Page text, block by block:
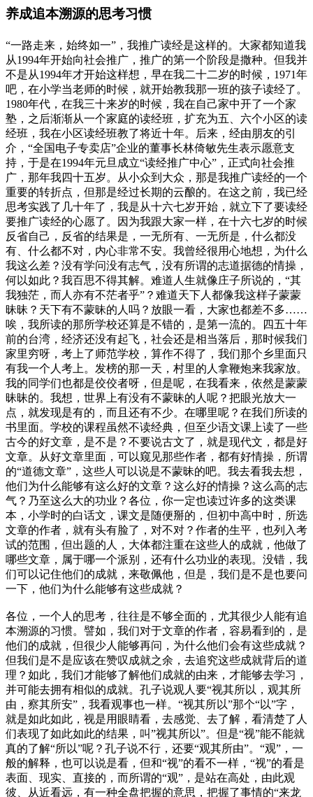
养成追本溯源的思考习惯
“一路走来，始终如一”，我推广读经是这样的。大家都知道我
从1994年开始向社会推广，推广的第一个阶段是撒种。但我并
不是从1994年才开始这样想，早在我二十二岁的时候，1971年
吧，在小学当老师的时候，就开始教我那一班的孩子读经了。
1980年代，在我三十来岁的时候，我在自己家中开了一个家
塾，之后渐渐从一个家庭的读经班，扩充为五、六个小区的读
经班，我在小区读经班教了将近十年。后来，经由朋友的引
介，“全国电子专卖店”企业的董事长林倚敏先生表示愿意支
持，于是在1994年元旦成立“读经推广中心”，正式向社会推
广，那年我四十五岁。从小众到大众，那是我推广读经的一个
重要的转折点，但那是经过长期的云酿的。在这之前，我已经
思考实践了几十年了，我是从十六七岁开始，就立下了要读经
要推广读经的心愿了。因为我跟大家一样，在十六七岁的时候
反省自己，反省的结果是，一无所有、一无所是，什么都没
有、什么都不对，内心非常不安。我曾经很用心地想，为什么
我这么差？没有学问没有志气，没有所谓的志道据德的情操，
何以如此？我百思不得其解。难道人生就像庄子所说的，“其
我独茫，而人亦有不茫者乎”？难道天下人都像我这样子蒙蒙
昧昧？天下有不蒙昧的人吗？放眼一看，大家也都差不多……
唉，我所读的那所学校还算是不错的，是第一流的。四五十年
前的台湾，经济还没有起飞，社会还是相当落后，那时候我们
家里穷呀，考上了师范学校，算作不得了，我们那个乡里面只
有我一个人考上。发榜的那一天，村里的人拿鞭炮来我家放。
我的同学们也都是佼佼者呀，但是呢，在我看来，依然是蒙蒙
昧昧的。我想，世界上有没有不蒙昧的人呢？把眼光放大一
点，就发现是有的，而且还有不少。在哪里呢？在我们所读的
书里面。学校的课程虽然不读经典，但至少语文课上读了一些
古今的好文章，是不是？不要说古文了，就是现代文，都是好
文章。从好文章里面，可以窥见那些作者，都有好情操，所谓
的“道德文章”，这些人可以说是不蒙昧的吧。我去看我去想，
他们为什么能够有这么好的文章？这么好的情操？这么高的志
气？乃至这么大的功业？各位，你一定也读过许多的这类课
本，小学时的白话文，课文是随便掰的，但初中高中时，所选
文章的作者，就有头有脸了，对不对？作者的生平，也列入考
试的范围，但出题的人，大体都注重在这些人的成就，他做了
哪些文章，属于哪一个派别，还有什么功业的表现。没错，我
们可以记住他们的成就，来敬佩他，但是，我们是不是也要问
一下，他们为什么能够有这些成就？
各位，一个人的思考，往往是不够全面的，尤其很少人能有追
本溯源的习惯。譬如，我们对于文章的作者，容易看到的，是
他们的成就，但很少人能够再问，为什么他们会有这些成就？
但我们是不是应该在赞叹成就之余，去追究这些成就背后的道
理？如此，我们才能够了解他们成就的由来，才能够去学习，
并可能去拥有相似的成就。孔子说观人要“视其所以，观其所
由，察其所安”，我看观事也一样。“视其所以”那个“以”字，
就是如此如此，视是用眼睛看，去感觉、去了解，看清楚了人
们表现了如此如此的结果，叫”视其所以”。但是“视”能不能就
真的了解“所以”呢？孔子说不行，还要“观其所由”。“观”，一
般的解释，也可以说是看，但和“视”的看不一样，“视”的看是
表面、现实、直接的，而所谓的“观”，是站在高处，由此观
彼、从近看远，有一种全盘把握的意思，把握了事情的“来龙